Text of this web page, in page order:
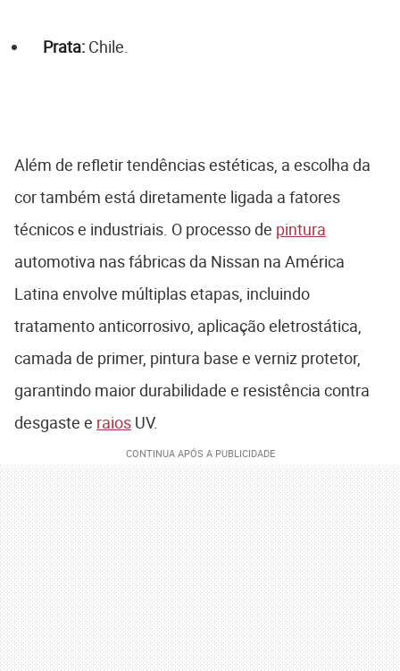
Prata: Chile.
Além de refletir tendências estéticas, a escolha da
cor também está diretamente ligada a fatores
técnicos e industriais. O processo de pintura
automotiva nas fábricas da Nissan na América
Latina envolve múltiplas etapas, incluindo
tratamento anticorrosivo, aplicação eletrostática,
camada de primer, pintura base e verniz protetor,
garantindo maior durabilidade e resistência contra
desgaste e raios UV.